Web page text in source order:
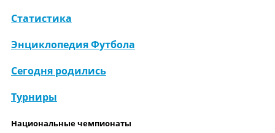
Статистика
Энциклопедия Футбола
Сегодня родились
Турниры
Национальные чемпионаты